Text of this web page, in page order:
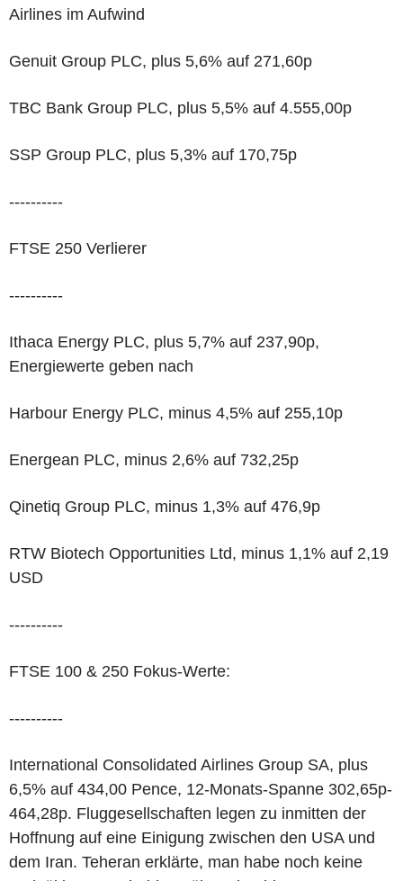
Airlines im Aufwind
Genuit Group PLC, plus 5,6% auf 271,60p
TBC Bank Group PLC, plus 5,5% auf 4.555,00p
SSP Group PLC, plus 5,3% auf 170,75p
----------
FTSE 250 Verlierer
----------
Ithaca Energy PLC, plus 5,7% auf 237,90p,
Energiewerte geben nach
Harbour Energy PLC, minus 4,5% auf 255,10p
Energean PLC, minus 2,6% auf 732,25p
Qinetiq Group PLC, minus 1,3% auf 476,9p
RTW Biotech Opportunities Ltd, minus 1,1% auf 2,19
USD
----------
FTSE 100 & 250 Fokus-Werte:
----------
International Consolidated Airlines Group SA, plus
6,5% auf 434,00 Pence, 12-Monats-Spanne 302,65p-
464,28p. Fluggesellschaften legen zu inmitten der
Hoffnung auf eine Einigung zwischen den USA und
dem Iran. Teheran erklärte, man habe noch keine